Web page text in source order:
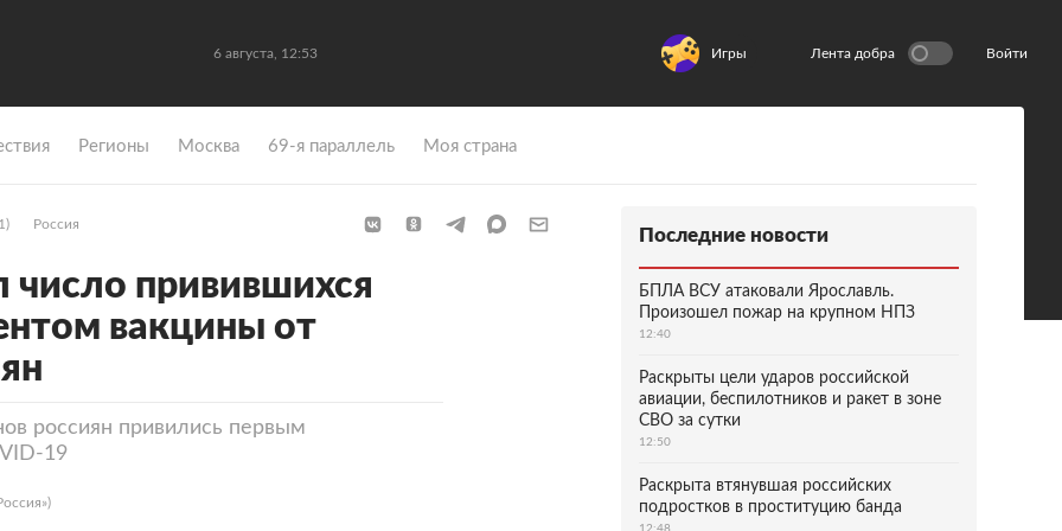
6 августа, 12:53 Игры Лента добра Войти
Регионы Москва 69-я параллель Моя страна
Россия
число привившихся
вакцины от
россиян привились первым
19
Последние новости
БПЛА ВСУ атаковали Ярославль.
Произошел пожар на крупном НПЗ
12:40
Раскрыты цели ударов российской
авиации, беспилотников и ракет в зоне
СВО за сутки
12:50
Раскрыта втянувшая российских
подростков в проституцию банда
12:48